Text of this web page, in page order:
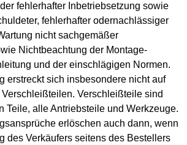
fehlerhafter Inbetriebsetzung sowie
fehlerhafter odernachlässiger
nicht sachgemäßer
Nichtbeachtung der Montage-
und der einschlägigen Normen.
erstreckt sich insbesondere nicht auf
Verschleißteile sind
Teile, alle Antriebsteile und Werkzeuge.
erlöschen auch dann, wenn
des Verkäufers seitens des Bestellers